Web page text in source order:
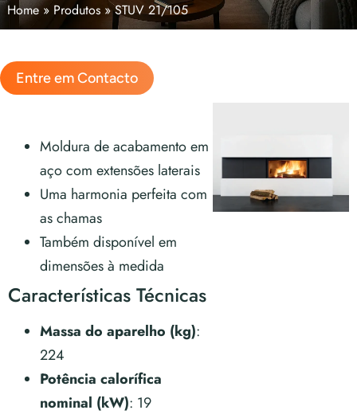
Home» Produtos»STUV 21/105
Entre em Contacto
Moldura de acabamento em
aço com extensões laterais
Uma harmonia perfeita com
as chamas
Também disponível em
dimensões à medida
Características Técnicas
Massa do aparelho (kg):
224
Potência calorífica
nominal (kW): 19